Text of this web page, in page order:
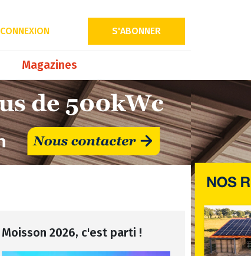
CONNEXION S'ABONNER
Magazines
Moisson 2026, c'est parti !